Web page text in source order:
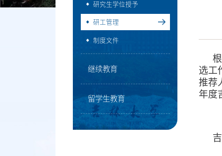
研究生学位授予
研工管理
制度文件
继续教育
留学生教育
选工
推荐
年度